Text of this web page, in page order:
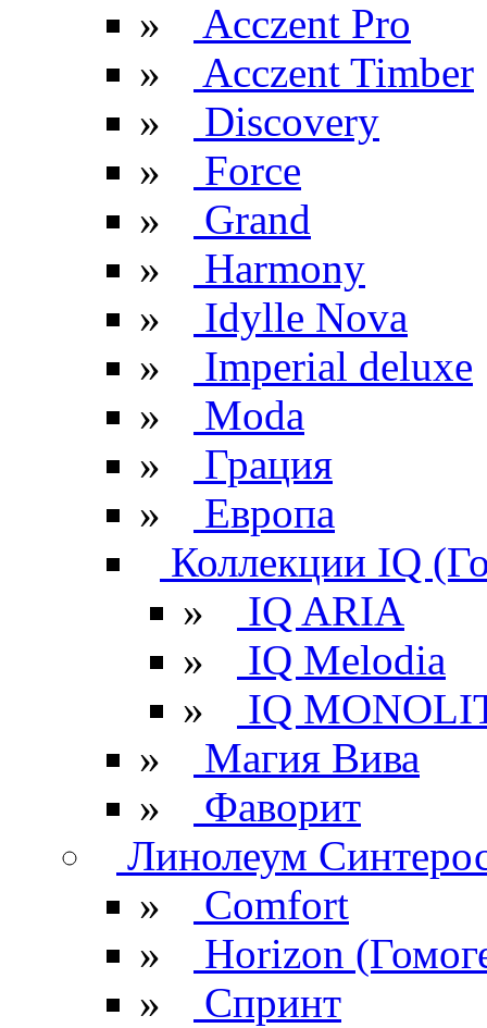
»
Acczent Pro
»
Acczent Timber
»
Discovery
»
Force
»
Grand
»
Harmony
»
Idylle Nova
»
Imperial deluxe
»
Moda
»
Грация
»
Европа
Коллекции IQ
»
IQ ARIA
»
IQ Melodia
»
IQ
»
Магия Вива
»
Фаворит
Линолеум
»
Comfort
»
Horizon
»
Спринт